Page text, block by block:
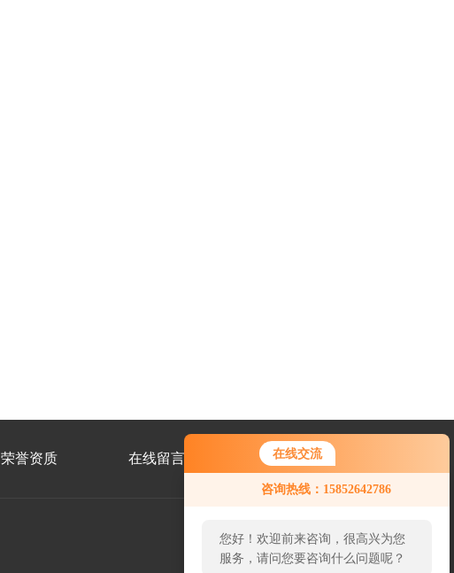
在线交流
咨询热线：15852642786
您好！欢迎前来咨询，很高兴为您
服务，请问您要咨询什么问题呢？
荣誉资质 在线留言 联系我们